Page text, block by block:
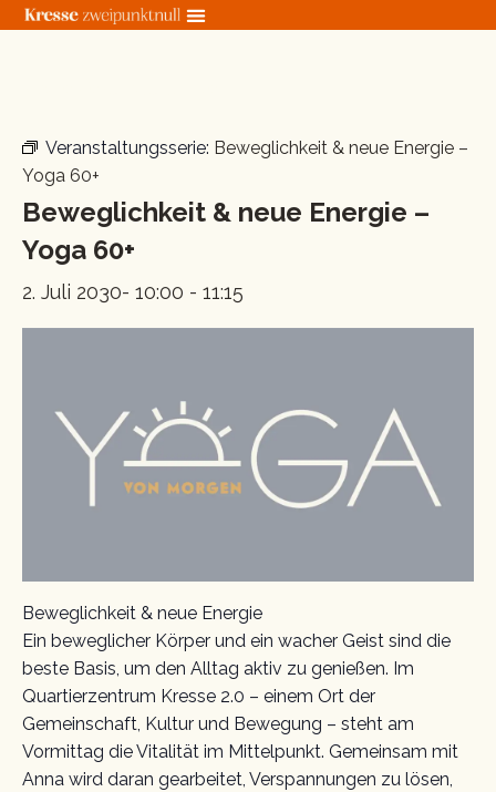
Zum
Veranstaltungsserie: Beweglichkeit & neue Energie –
Yoga 60+
Beweglichkeit & neue Energie –
Yoga 60+
2. Juli 2030- 10:00 - 11:15
Beweglichkeit & neue Energie
Ein beweglicher Körper und ein wacher Geist sind die
beste Basis, um den Alltag aktiv zu genießen. Im
Quartierzentrum Kresse 2.0 – einem Ort der
Gemeinschaft, Kultur und Bewegung – steht am
Vormittag die Vitalität im Mittelpunkt. Gemeinsam mit
Anna wird daran gearbeitet, Verspannungen zu lösen,